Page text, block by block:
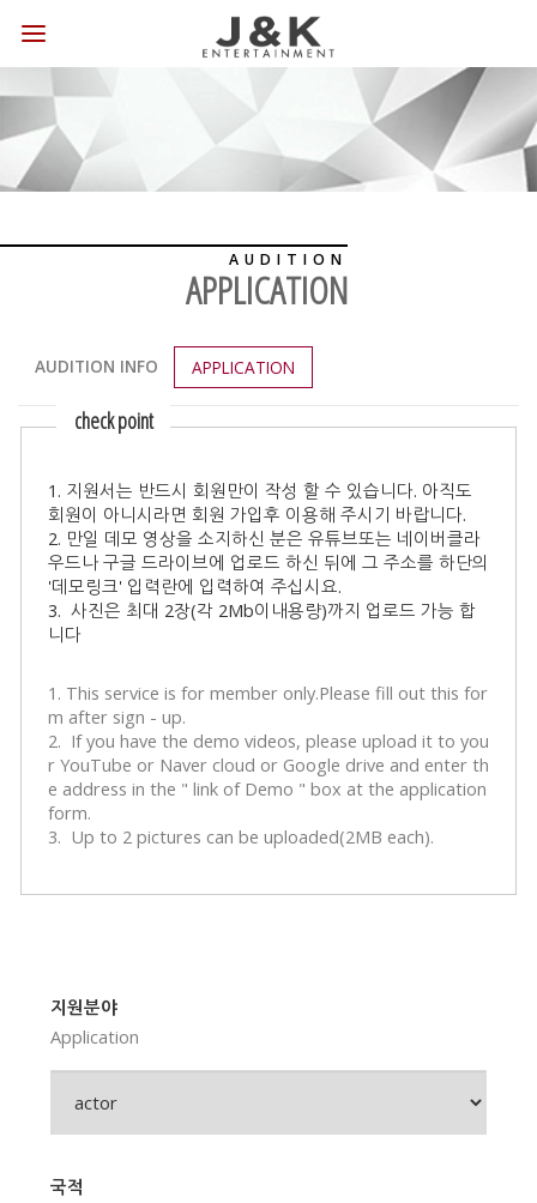
AUDITION
APPLICATION
AUDITION INFO APPLICATION
check point
1. 지원서는 반드시 회원만이 작성 할 수 있습니다. 아직도
회원이 아니시라면 회원 가입후 이용해 주시기 바랍니다.
2. 만일 데모 영상을 소지하신 분은 유튜브또는 네이버클라
우드나 구글 드라이브에 업로드 하신 뒤에 그 주소를 하단의
'데모링크' 입력란에 입력하여 주십시요.
3. 사진은 최대 2장(각 2Mb이내용량)까지 업로드 가능 합
니다
1. This service is for member only.Please fill out this for
m after sign - up.
2. If you have the demo videos, please upload it to you
r YouTube or Naver cloud or Google drive and enter th
e address in the " link of Demo " box at the application
form.
3. Up to 2 pictures can be uploaded(2MB each).
지원분야
Application
국적